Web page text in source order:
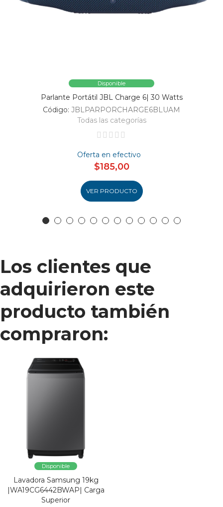
Disponible
Parlante Portátil JBL Charge 6| 30 Watts
Código: JBLPARPORCHARGE6BLUAM
Todas las categorías
Oferta en efectivo
$185,00
VER PRODUCTO
Los clientes que
adquirieron este
producto también
compraron:
Disponible
Lavadora Samsung 19kg
|WA19CG6442BWAP| Carga
Superior